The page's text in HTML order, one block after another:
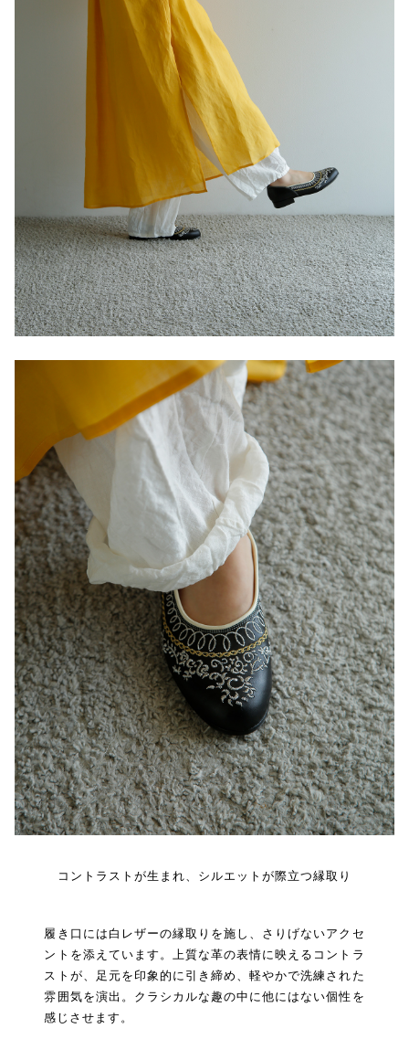
コントラストが生まれ、シルエットが際立つ縁取り
履き口には白レザーの縁取りを施し、さりげないアクセ
ントを添えています。上質な革の表情に映えるコントラ
ストが、足元を印象的に引き締め、軽やかで洗練された
雰囲気を演出。クラシカルな趣の中に他にはない個性を
感じさせます。